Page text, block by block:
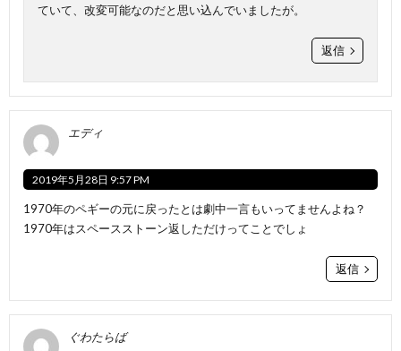
ていて、改変可能なのだと思い込んでいましたが。
返信
エディ
2019年5月28日 9:57 PM
1970年のペギーの元に戻ったとは劇中一言もいってませんよね？
1970年はスペースストーン返しただけってことでしょ
返信
ぐわたらば